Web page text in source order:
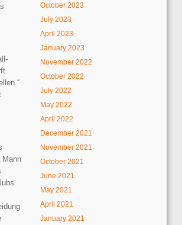
Mann
October 2023
July 2023
April 2023
January 2023
November 2022
October 2022
July 2022
May 2022
April 2022
December 2021
November 2021
October 2021
June 2021
May 2021
April 2021
January 2021